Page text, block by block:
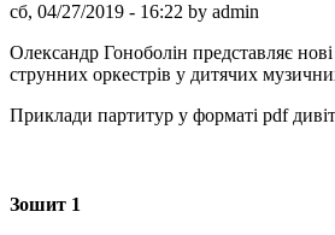
сб, 04/27/2019 - 16:22 by admin
Олександр Гоноболін представляє
струнних оркестрів у дитячих
Приклади партитур у форматі pdf
Зошит 1